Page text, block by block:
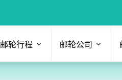
邮轮行程 邮轮公司